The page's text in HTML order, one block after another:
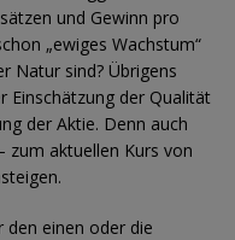
und Gewinn pro
„ewiges Wachstum“
Natur sind? Übrigens
Einschätzung der Qualität
der Aktie. Denn auch
zum aktuellen Kurs von
den einen oder die